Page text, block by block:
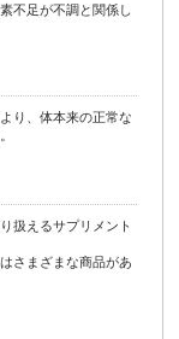
不足が不調と関係し
り、体本来の正常な
扱えるサプリメント
さまざまな商品があ